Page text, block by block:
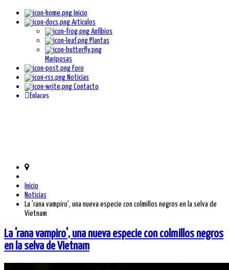
Inicio
Artículos
Anfibios
Plantas
Mariposas
Foro
Noticias
Contacto
Enlaces
Inicio
Noticias
La 'rana vampiro', una nueva especie con colmillos negros en la selva de
Vietnam
La 'rana vampiro', una nueva especie con colmillos negros
en la selva de Vietnam